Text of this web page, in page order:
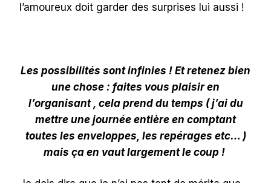
l’amoureux doit garder des surprises lui aussi !
Les possibilités sont infinies ! Et retenez bien
une chose : faites vous plaisir en
l’organisant , cela prend du temps ( j’ai du
mettre une journée entière en comptant
toutes les enveloppes, les repérages etc… )
mais ça en vaut largement le coup !